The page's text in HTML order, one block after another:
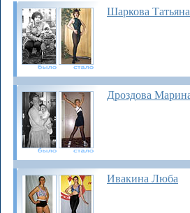
Шаркова Татьяна
Дроздова
Ивакина Люба